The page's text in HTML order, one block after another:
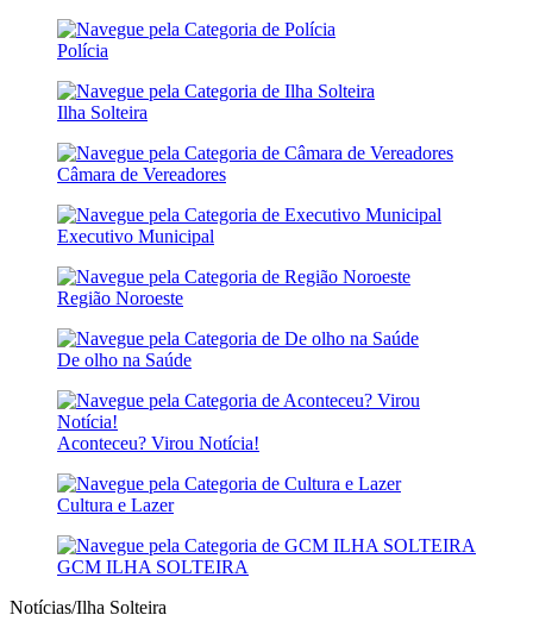
Polícia
Ilha Solteira
Câmara de Vereadores
Executivo Municipal
Região Noroeste
De olho na Saúde
Aconteceu? Virou Notícia!
Cultura e Lazer
GCM ILHA SOLTEIRA
Notícias/Ilha Solteira